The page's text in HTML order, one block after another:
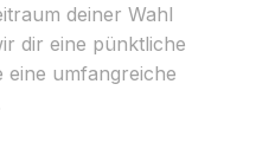
deiner Wahl
dir eine pünktliche
eine umfangreiche